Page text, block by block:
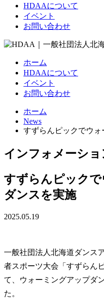
HDAAについて
イベント
お問い合わせ
ホーム
HDAAについて
イベント
お問い合わせ
ホーム
News
すずらんピックでウ
インフォメーショ
すずらんピック
ダンスを実施
2025.05.19
一般社団法人北海道ダンス
者スポーツ大会「すずらん
て、ウォーミングアップダ
た。